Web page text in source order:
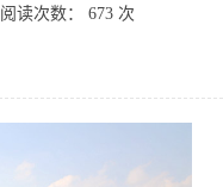
阅读次数： 673 次